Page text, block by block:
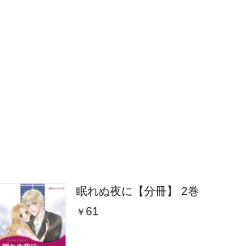
眠れぬ夜に【分冊】 2巻
61